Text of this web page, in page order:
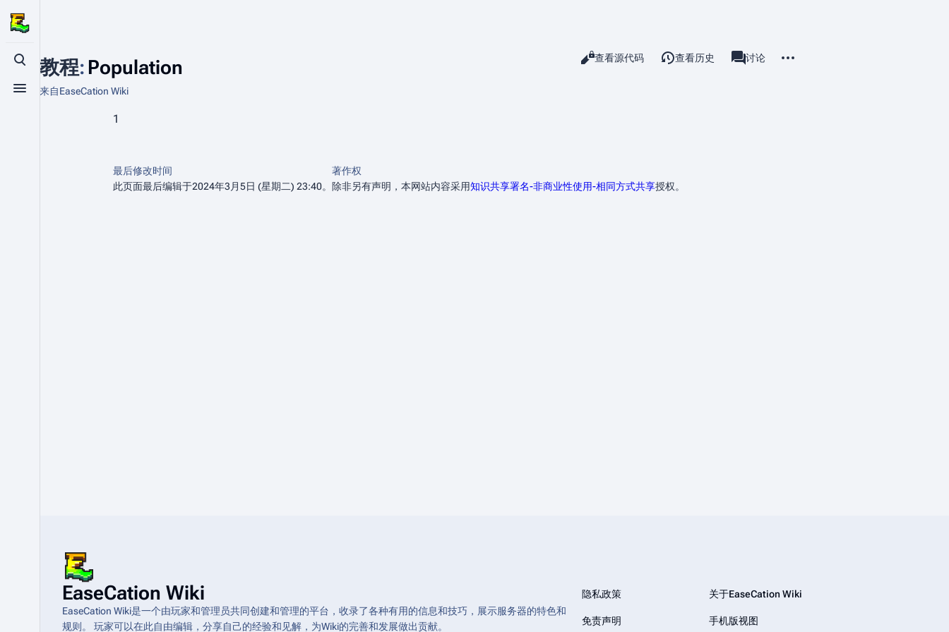
打开/关闭搜索
打开/关闭菜单
教程: Population
来自EaseCation Wiki
查看阅读
查看源代码 查看历史 associated-pages
教程
讨论
1
最后修改时间
此页面最后编辑于2024年3月5日 (星期二) 23:40。
著作权
除非另有声明，本网站内容采用知识共享署名-非商业性使用-相同方式共享授权。
EaseCation Wiki
EaseCation Wiki是一个由玩家和管理员共同创建和管理的平台，收录了各种有用的信息和技巧，展示服务器的特色和
规则。 玩家可以在此自由编辑，分享自己的经验和见解，为Wiki的完善和发展做出贡献。
隐私政策 关于EaseCation Wiki
免责声明 手机版视图